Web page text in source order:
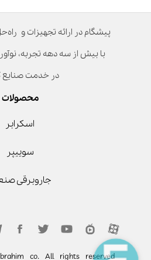
پیشگام در ارائه تجهیزات و
با بیش از سه دهه تجربه،
در خدمت صنایع
محصولات
اسکرابر
سوییپر
جاروبرقی
co. All rights reserved